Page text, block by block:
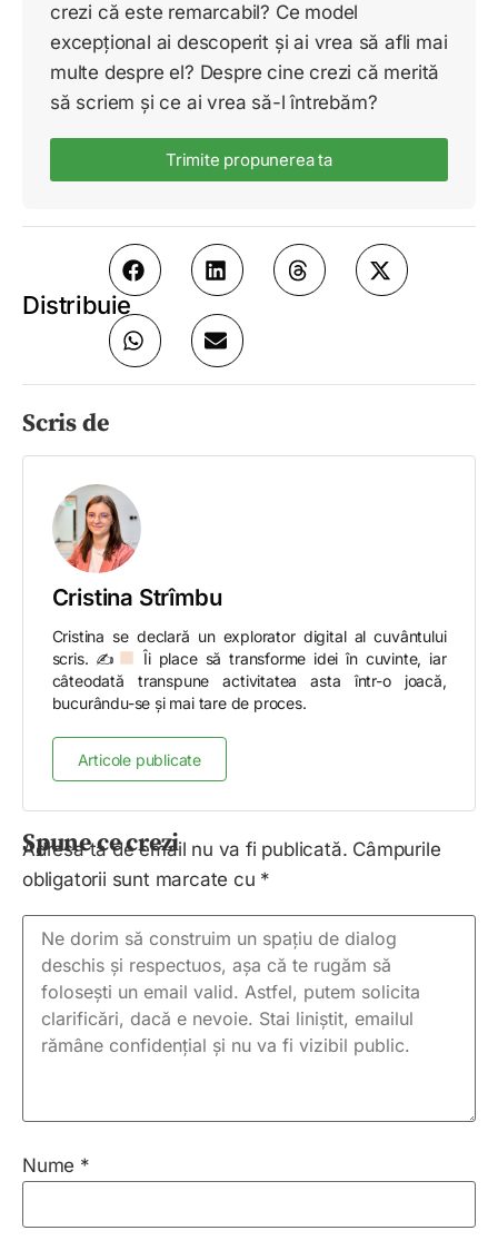
crezi că este remarcabil? Ce model
excepțional ai descoperit și ai vrea să afli mai
multe despre el? Despre cine crezi că merită
să scriem și ce ai vrea să-l întrebăm?
Trimite propunerea ta
Distribuie
Scris de
Cristina Strîmbu
Cristina se declară un explorator digital al cuvântului
scris. ✍
Îi place să transforme idei în cuvinte, iar
câteodată transpune activitatea asta într-o joacă,
bucurându-se și mai tare de proces.
Articole publicate
Spune ce crezi
Adresa ta de email nu va fi publicată. Câmpurile
obligatorii sunt marcate cu *
Nume *